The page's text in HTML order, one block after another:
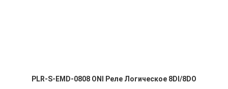
PLR-S-EMD-0808 ONI Реле Логическое 8DI/8DO